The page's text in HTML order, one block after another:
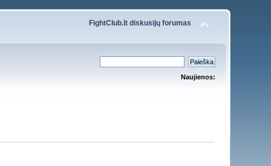
FightClub.lt diskusijų forumas
Naujienos: